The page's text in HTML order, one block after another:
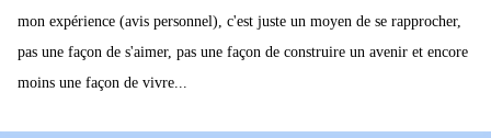
mon expérience (avis personnel), c'est juste un moyen de se rapprocher,
pas une façon de s'aimer, pas une façon de construire un avenir et encore
moins une façon de vivre...